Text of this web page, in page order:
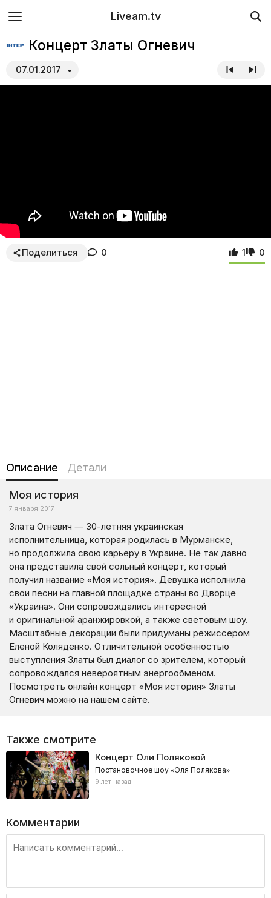
Liveam.tv
Концерт Златы Огневич
07.01.2017
Поделиться 0 1 0
Описание Детали
Моя история
7 января 2017
Злата Огневич — 30-летняя украинская
исполнительница, которая родилась в Мурманске,
но продолжила свою карьеру в Украине. Не так давно
она представила свой сольный концерт, который
получил название «Моя история». Девушка исполнила
свои песни на главной площадке страны во Дворце
«Украина». Они сопровождались интересной
и оригинальной аранжировкой, а также световым шоу.
Масштабные декорации были придуманы режиссером
Еленой Коляденко. Отличительной особенностью
выступления Златы был диалог со зрителем, который
сопровождался невероятным энергообменом.
Посмотреть онлайн концерт «Моя история» Златы
Огневич можно на нашем сайте.
Также смотрите
Концерт Оли Поляковой
Постановочное шоу «Оля Полякова»
9 лет назад
Комментарии